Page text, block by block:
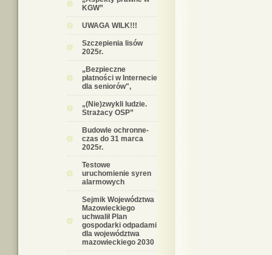
KGW”
UWAGA WILK!!!
Szczepienia lisów
2025r.
„Bezpieczne
płatności w Internecie
dla seniorów",
„(Nie)zwykli ludzie.
Strażacy OSP”
Budowle ochronne-
czas do 31 marca
2025r.
Testowe
uruchomienie syren
alarmowych
Sejmik Województwa
Mazowieckiego
uchwalił Plan
gospodarki odpadami
dla województwa
mazowieckiego 2030